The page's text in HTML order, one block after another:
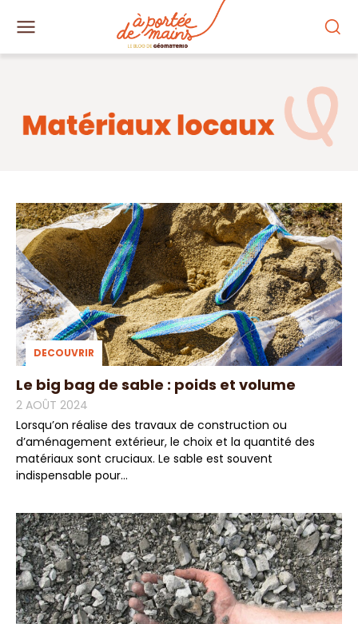
DECOUVRIR
Le big bag de sable : poids et volume
2 AOÛT 2024
Lorsqu’on réalise des travaux de construction ou
d’aménagement extérieur, le choix et la quantité des
matériaux sont cruciaux. Le sable est souvent
indispensable pour...